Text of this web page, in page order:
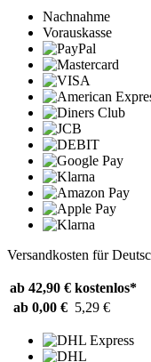
Nachnahme
Vorauskasse
Versandkosten für
ab 42,90 € kostenlos*
ab 0,00 € 5,29 €